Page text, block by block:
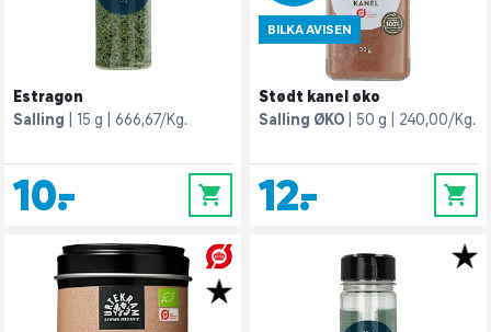
Estragon
Salling
15 g 666,67/Kg.
10,- 0
BILKA AVISEN
Stødt kanel øko
Salling ØKO
50 g 240,00/Kg.
12,- 0